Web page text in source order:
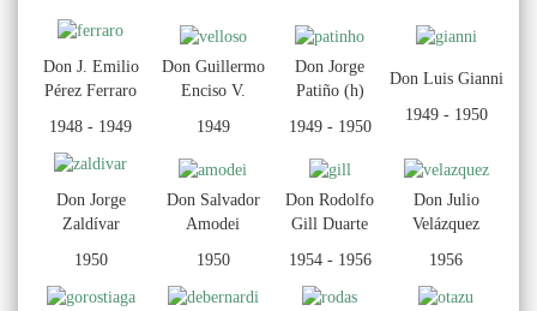
Don J. Emilio
Pérez Ferraro
1948 - 1949
Don Guillermo
Enciso V.
1949
Don Jorge
Patiño (h)
1949 - 1950
Don Luis Gianni
1949 - 1950
Don Jorge
Zaldívar
1950
Don Salvador
Amodei
1950
Don Rodolfo
Gill Duarte
1954 - 1956
Don Julio
Velázquez
1956